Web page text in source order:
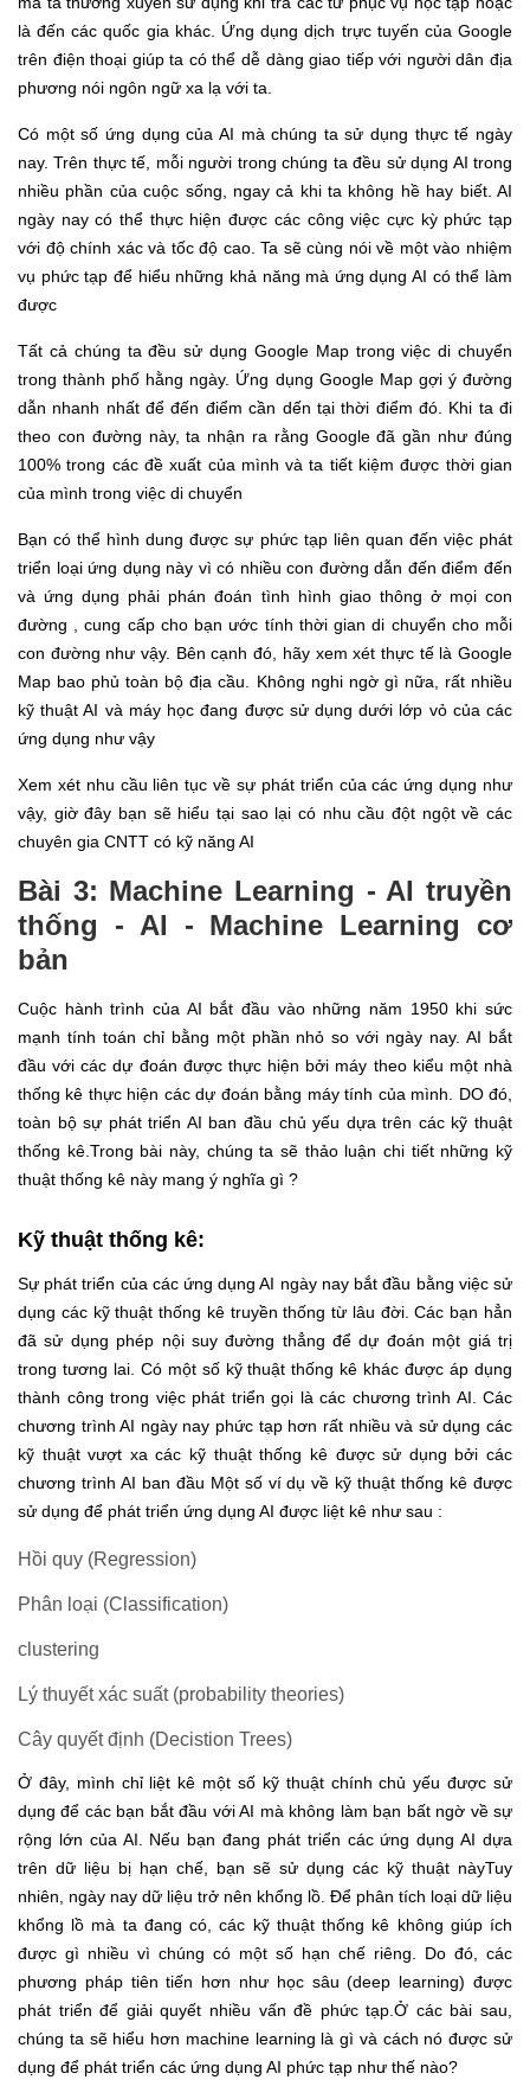
là đến các quốc gia khác. Ứng dụng dịch trực tuyến của Google
trên điện thoại giúp ta có thể dễ dàng giao tiếp với người dân địa
phương nói ngôn ngữ xa lạ với ta.
Có một số ứng dụng của AI mà chúng ta sử dụng thực tế ngày
nay. Trên thực tế, mỗi người trong chúng ta đều sử dụng AI trong
nhiều phần của cuộc sống, ngay cả khi ta không hề hay biết. AI
ngày nay có thể thực hiện được các công việc cực kỳ phức tạp
với độ chính xác và tốc độ cao. Ta sẽ cùng nói về một vào nhiệm
vụ phức tạp để hiểu những khả năng mà ứng dụng AI có thể làm
được
Tất cả chúng ta đều sử dụng Google Map trong việc di chuyển
trong thành phố hằng ngày. Ứng dụng Google Map gợi ý đường
dẫn nhanh nhất để đến điểm cần dến tại thời điểm đó. Khi ta đi
theo con đường này, ta nhận ra rằng Google đã gần như đúng
100% trong các đề xuất của mình và ta tiết kiệm được thời gian
của mình trong việc di chuyển
Bạn có thể hình dung được sự phức tạp liên quan đến việc phát
triển loại ứng dụng này vì có nhiều con đường dẫn đến điểm đến
và ứng dụng phải phán đoán tình hình giao thông ở mọi con
đường , cung cấp cho bạn ước tính thời gian di chuyển cho mỗi
con đường như vậy. Bên cạnh đó, hãy xem xét thực tế là Google
Map bao phủ toàn bộ địa cầu. Không nghi ngờ gì nữa, rất nhiều
kỹ thuật AI và máy học đang được sử dụng dưới lớp vỏ của các
ứng dụng như vậy
Xem xét nhu cầu liên tục về sự phát triển của các ứng dụng như
vậy, giờ đây bạn sẽ hiểu tại sao lại có nhu cầu đột ngột về các
chuyên gia CNTT có kỹ năng AI
Bài 3: Machine Learning - AI truyền
thống - AI - Machine Learning cơ
bản
Cuộc hành trình của AI bắt đầu vào những năm 1950 khi sức
mạnh tính toán chỉ bằng một phần nhỏ so với ngày nay. AI bắt
đầu với các dự đoán được thực hiện bởi máy theo kiểu một nhà
thống kê thực hiện các dự đoán bằng máy tính của mình. DO đó,
toàn bộ sự phát triển AI ban đầu chủ yếu dựa trên các kỹ thuật
thống kê.Trong bài này, chúng ta sẽ thảo luận chi tiết những kỹ
thuật thống kê này mang ý nghĩa gì ?
Kỹ thuật thống kê:
Sự phát triển của các ứng dụng AI ngày nay bắt đầu bằng việc sử
dụng các kỹ thuật thống kê truyền thống từ lâu đời. Các bạn hẳn
đã sử dụng phép nội suy đường thẳng để dự đoán một giá trị
trong tương lai. Có một số kỹ thuật thống kê khác được áp dụng
thành công trong việc phát triển gọi là các chương trình AI. Các
chương trình AI ngày nay phức tạp hơn rất nhiều và sử dụng các
kỹ thuật vượt xa các kỹ thuật thống kê được sử dụng bởi các
chương trình AI ban đầu Một số ví dụ về kỹ thuật thống kê được
sử dụng để phát triển ứng dụng AI được liệt kê như sau :
Hồi quy (Regression)
Phân loại (Classification)
clustering
Lý thuyết xác suất (probability theories)
Cây quyết định (Decistion Trees)
Ở đây, mình chỉ liệt kê một số kỹ thuật chính chủ yếu được sử
dụng để các bạn bắt đầu với AI mà không làm bạn bất ngờ về sự
rộng lớn của AI. Nếu bạn đang phát triển các ứng dụng AI dựa
trên dữ liệu bị hạn chế, bạn sẽ sử dụng các kỹ thuật nàyTuy
nhiên, ngày nay dữ liệu trở nên khổng lồ. Để phân tích loại dữ liệu
khổng lồ mà ta đang có, các kỹ thuật thống kê không giúp ích
được gì nhiều vì chúng có một số hạn chế riêng. Do đó, các
phương pháp tiên tiến hơn như học sâu (deep learning) được
phát triển để giải quyết nhiều vấn đề phức tạp.Ở các bài sau,
chúng ta sẽ hiểu hơn machine learning là gì và cách nó được sử
dụng để phát triển các ứng dụng AI phức tạp như thế nào?